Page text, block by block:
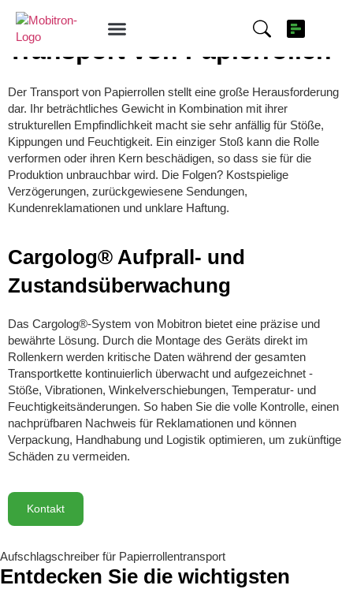
Aufschlagschreiber für den
Transport von Papierrollen
Der Transport von Papierrollen stellt eine große Herausforderung
dar. Ihr beträchtliches Gewicht in Kombination mit ihrer
strukturellen Empfindlichkeit macht sie sehr anfällig für Stöße,
Kippungen und Feuchtigkeit. Ein einziger Stoß kann die Rolle
verformen oder ihren Kern beschädigen, so dass sie für die
Produktion unbrauchbar wird. Die Folgen? Kostspielige
Verzögerungen, zurückgewiesene Sendungen,
Kundenreklamationen und unklare Haftung.
Cargolog® Aufprall- und
Zustandsüberwachung
Das Cargolog®-System von Mobitron bietet eine präzise und
bewährte Lösung. Durch die Montage des Geräts direkt im
Rollenkern werden kritische Daten während der gesamten
Transportkette kontinuierlich überwacht und aufgezeichnet -
Stöße, Vibrationen, Winkelverschiebungen, Temperatur- und
Feuchtigkeitsänderungen. So haben Sie die volle Kontrolle, einen
nachprüfbaren Nachweis für Reklamationen und können
Verpackung, Handhabung und Logistik optimieren, um zukünftige
Schäden zu vermeiden.
Kontakt
Aufschlagschreiber für Papierrollentransport
Entdecken Sie die wichtigsten